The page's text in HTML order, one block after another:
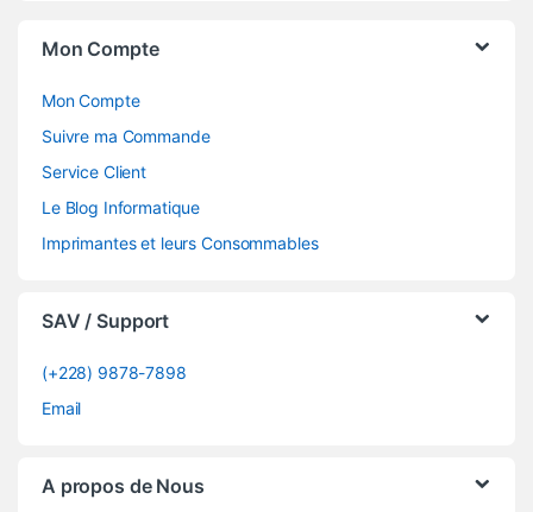
Mon Compte
Mon Compte
Suivre ma Commande
Service Client
Le Blog Informatique
Imprimantes et leurs Consommables
SAV / Support
(+228) 9878-7898
Email
A propos de Nous